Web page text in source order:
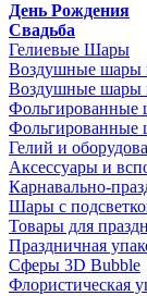
День Рождения
Свадьба
Гелиевые Шары
Воздушные шары
Воздушные шары
Фольгированные
Фольгированные
Гелий и
Аксессуары и
Карнавально-
Шары с
Товары для
Праздничная
Сферы 3D Bubble
Флористическая